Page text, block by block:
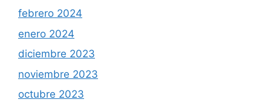
febrero 2024
enero 2024
diciembre 2023
noviembre 2023
octubre 2023